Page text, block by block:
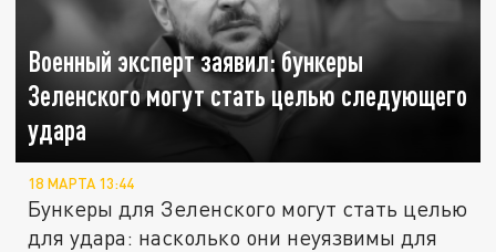
Военный эксперт заявил: бункеры
Зеленского могут стать целью следующего
удара
18 МАРТА 13:44
Бункеры для Зеленского могут стать целью
для удара: насколько они неуязвимы для